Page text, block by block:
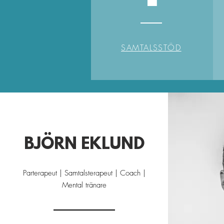
SAMTALSSTÖD
BJÖRN EKLUND
Parterapeut | Samtalsterapeut | Coach |
Mental tränare